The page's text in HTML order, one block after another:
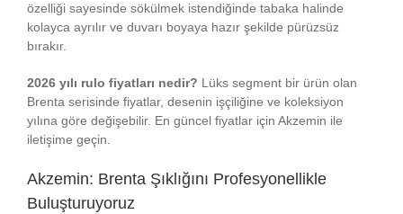
özelliği sayesinde sökülmek istendiğinde tabaka halinde
kolayca ayrılır ve duvarı boyaya hazır şekilde pürüzsüz
bırakır.
2026 yılı rulo fiyatları nedir? Lüks segment bir ürün olan
Brenta serisinde fiyatlar, desenin işçiliğine ve koleksiyon
yılına göre değişebilir. En güncel fiyatlar için Akzemin ile
iletişime geçin.
Akzemin: Brenta Şıklığını Profesyonellikle
Buluşturuyoruz